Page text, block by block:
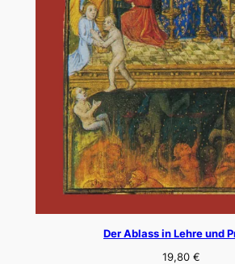
Der Ablass in Lehre und
19,80 €